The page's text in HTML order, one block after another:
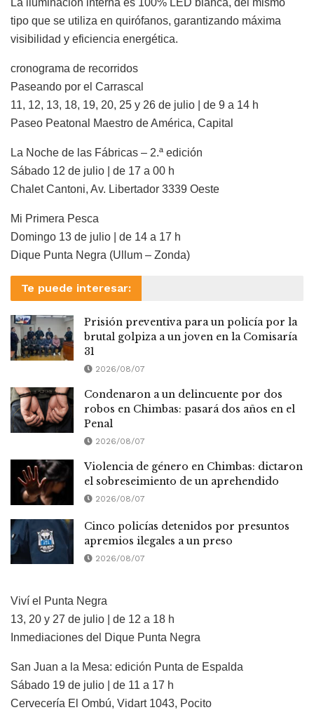
La iluminación interna es 100% LED blanca, del mismo
tipo que se utiliza en quirófanos, garantizando máxima
visibilidad y eficiencia energética.
cronograma de recorridos
Paseando por el Carrascal
11, 12, 13, 18, 19, 20, 25 y 26 de julio | de 9 a 14 h
Paseo Peatonal Maestro de América, Capital
La Noche de las Fábricas – 2.ª edición
Sábado 12 de julio | de 17 a 00 h
Chalet Cantoni, Av. Libertador 3339 Oeste
Mi Primera Pesca
Domingo 13 de julio | de 14 a 17 h
Dique Punta Negra (Ullum – Zonda)
Te puede interesar:
Prisión preventiva para un policía por la
brutal golpiza a un joven en la Comisaría
31
2026/08/07
Condenaron a un delincuente por dos
robos en Chimbas: pasará dos años en el
Penal
2026/08/07
Violencia de género en Chimbas: dictaron
el sobreseimiento de un aprehendido
2026/08/07
Cinco policías detenidos por presuntos
apremios ilegales a un preso
2026/08/07
Viví el Punta Negra
13, 20 y 27 de julio | de 12 a 18 h
Inmediaciones del Dique Punta Negra
San Juan a la Mesa: edición Punta de Espalda
Sábado 19 de julio | de 11 a 17 h
Cervecería El Ombú, Vidart 1043, Pocito